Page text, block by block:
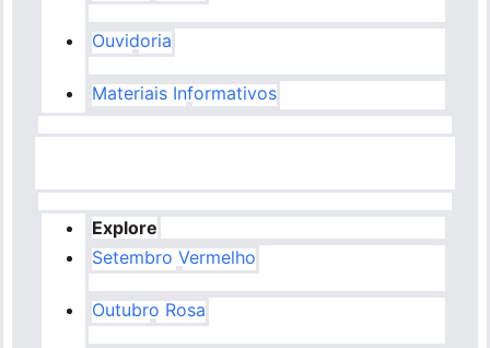
Ouvidoria
Materiais Informativos
Explore
Setembro Vermelho
Outubro Rosa